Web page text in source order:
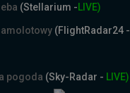
(Stellarium -LIVE)
(FlightRadar24 -
pogoda (Sky-Radar - LIVE)